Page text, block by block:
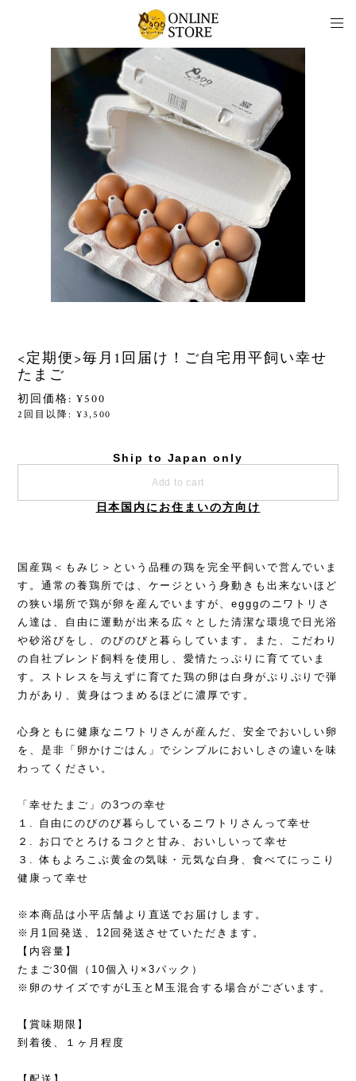
<定期便>毎月1回届け！ご自宅用平飼い幸せ
たまご
初回価格: ¥500
2回目以降: ¥3,500
Ship to Japan only
Add to cart
日本国内にお住まいの方向け
国産鶏＜もみじ＞という品種の鶏を完全平飼いで営んでいま
す。通常の養鶏所では、ケージという身動きも出来ないほど
の狭い場所で鶏が卵を産んでいますが、egggのニワトリさ
ん達は、自由に運動が出来る広々とした清潔な環境で日光浴
や砂浴びをし、のびのびと暮らしています。また、こだわり
の自社ブレンド飼料を使用し、愛情たっぷりに育てていま
す。ストレスを与えずに育てた鶏の卵は白身がぷりぷりで弾
力があり、黄身はつまめるほどに濃厚です。
心身ともに健康なニワトリさんが産んだ、安全でおいしい卵
を、是非「卵かけごはん」でシンプルにおいしさの違いを味
わってください。
「幸せたまご」の3つの幸せ
１. 自由にのびのび暮らしているニワトリさんって幸せ
２. お口でとろけるコクと甘み、おいしいって幸せ
３. 体もよろこぶ黄金の気味・元気な白身、食べてにっこり
健康って幸せ
※本商品は小平店舗より直送でお届けします。
※月1回発送、12回発送させていただきます。
【内容量】
たまご30個（10個入り×3パック）
※卵のサイズですがL玉とM玉混合する場合がございます。
【賞味期限】
到着後、１ヶ月程度